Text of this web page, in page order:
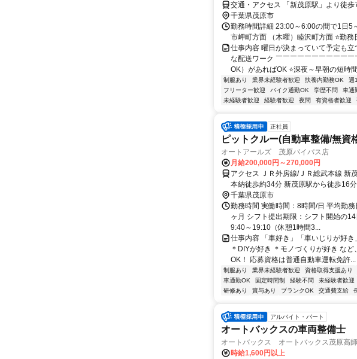
交通・アクセス 「新茂原駅」より徒歩
千葉県茂原市
勤務時間詳細 23:00～6:00の間で1日5
市岬町方面 （木曜）睦沢町方面 ⭐勤
仕事内容 曜日が決まっていて予定も
な配送ワーク ￣￣￣￣￣￣￣￣￣￣￣
OK）があればOK ⭐深夜～早朝の短時
制服あり 業界未経験者歓迎 扶養内勤務OK 週
フリーター歓迎
バイク通勤OK 学歴不問 車通
未経験者歓迎
経験者歓迎 夜間 有資格者歓迎
正社員
ピットクルー(自動車整備/無資
オートアールズ 茂原バイパス店
月給200,000円～270,000円
アクセス ＪＲ外房線/ＪＲ総武本線 新
本納徒歩約34分 新茂原駅から徒歩16
千葉県茂原市
勤務時間 実働時間：8時間/日 平均勤
ヶ月 シフト提出期限：シフト開始の
9:40～19:10（休憩1時間3...
仕事内容 「車好き」「車いじりが好
＊DIYが好き ＊モノづくりが好き など
OK！ 応募資格は普通自動車運転免許...
制服あり 業界未経験者歓迎 資格取得支援あり
車通勤OK
固定時間制 経験不問 未経験者歓迎
研修あり
賞与あり ブランクOK 交通費支給
アルバイト・パート
オートバックスの車両整備士
オートバックス オートバックス茂原高
時給1,600円以上